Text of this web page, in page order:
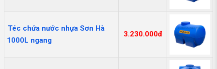
Téc chứa nước nhựa Sơn Hà
1000L ngang
3.230.000đ